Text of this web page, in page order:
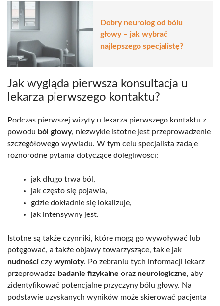
Dobry neurolog od bólu
głowy – jak wybrać
najlepszego specjalistę?
Jak wygląda pierwsza konsultacja u
lekarza pierwszego kontaktu?
Podczas pierwszej wizyty u lekarza pierwszego kontaktu z
powodu ból głowy, niezwykle istotne jest przeprowadzenie
szczegółowego wywiadu. W tym celu specjalista zadaje
różnorodne pytania dotyczące dolegliwości:
jak długo trwa ból,
jak często się pojawia,
gdzie dokładnie się lokalizuje,
jak intensywny jest.
Istotne są także czynniki, które mogą go wywoływać lub
potęgować, a także objawy towarzyszące, takie jak
nudności czy wymioty. Po zebraniu tych informacji lekarz
przeprowadza badanie fizykalne oraz neurologiczne, aby
zidentyfikować potencjalne przyczyny bólu głowy. Na
podstawie uzyskanych wyników może skierować pacjenta